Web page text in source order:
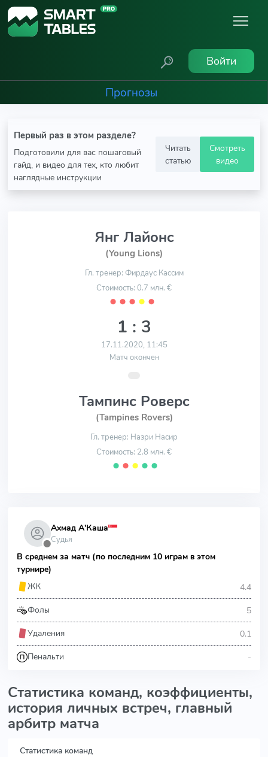
Войти
Прогнозы
Первый раз в этом разделе?
Подготовили для вас пошаговый
гайд, и видео для тех, кто любит
наглядные инструкции
Читать
статью
Смотреть
видео
Янг Лайонс
(Young Lions)
Гл. тренер: Фирдаус Кассим
Стоимость: 0.7 млн. €
⬤ ⬤ ⬤ ⬤ ⬤
1 : 3
17.11.2020, 11:45
Матч окончен
Тампинс Роверс
(Tampines Rovers)
Гл. тренер: Назри Насир
Стоимость: 2.8 млн. €
⬤ ⬤ ⬤ ⬤ ⬤
⬤
Ахмад А'Каша
Судья
В среднем за матч (по последним 10 играм в этом
турнире)
ЖК
4.4
Фолы 5
Удаления 0.1
Пенальти -
Статистика команд, коэффициенты,
история личных встреч, главный
арбитр матча
Статистика команд